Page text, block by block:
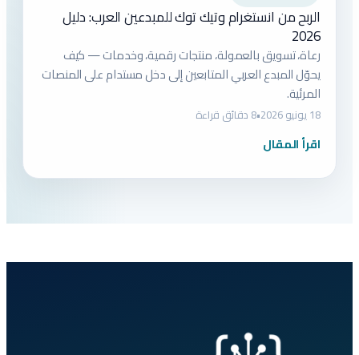
الربح من انستغرام وتيك توك للمبدعين العرب: دليل
2026
رعاة، تسويق بالعمولة، منتجات رقمية، وخدمات — كيف
يحوّل المبدع العربي المتابعين إلى دخل مستدام على المنصات
المرئية.
18 يونيو 2026 •8 دقائق قراءة
اقرأ المقال